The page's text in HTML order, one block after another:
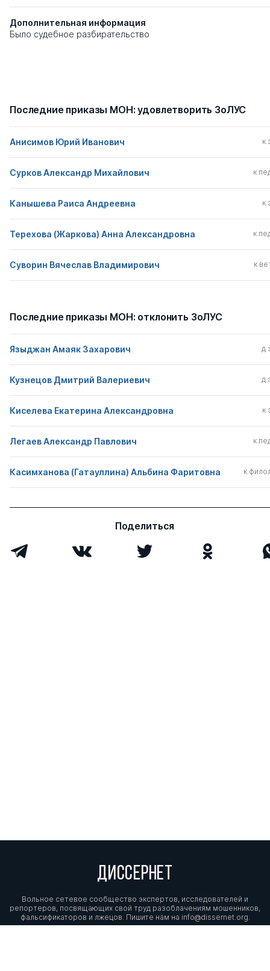
Дополнительная информация
Было судебное разбирательство
Последние приказы МОН: удовлетворить ЗоЛУС
Анисимов Юрий Иванович
Сурков Александр Михайлович
Канышева Раиса Андреевна
Терехова (Жаркова) Анна Александровна
Суворин Вячеслав Владимирович
Последние приказы МОН: отклонить ЗоЛУС
Языджан Амаяк Захарович
Кузнецов Дмитрий Валериевич
Киселева Екатерина Александровна
Легаев Александр Павлович
Касимханова (Гатауллина) Альбина Фаритовна
Поделиться
ДИССЕРНЕТ
Вольное сетевое сообщество экспертов, исследователей и
репортеров, посвящающих свой труд разоблачениям мошенников,
фальсификаторов и лжецов. Пишите нам на info@dissernet.org.